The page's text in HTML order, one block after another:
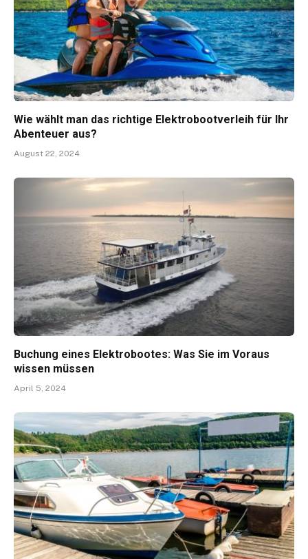
Wie wählt man das richtige Elektrobootverleih für Ihr
Abenteuer aus?
August 22, 2024
Buchung eines Elektrobootes: Was Sie im Voraus
wissen müssen
April 5, 2024